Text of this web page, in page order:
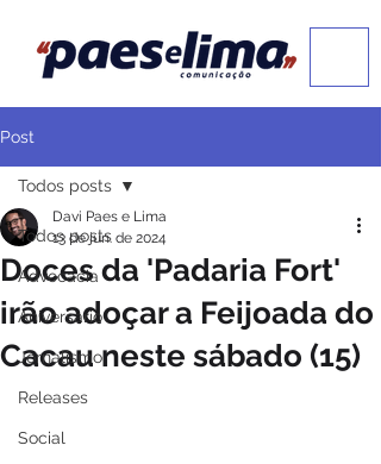
Post
Todos posts
Advocacia
Aniversário
Jornalismo
Releases
Social
Todos posts
Doces da 'Padaria Fort'
irão adoçar a Feijoada do
Cacau neste sábado (15)
Davi Paes e Lima
13 de jun. de 2024